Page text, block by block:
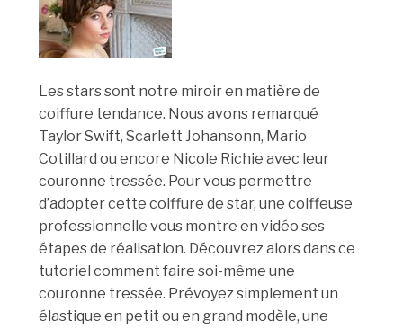
Les stars sont notre miroir en matière de
coiffure tendance. Nous avons remarqué
Taylor Swift, Scarlett Johansonn, Mario
Cotillard ou encore Nicole Richie avec leur
couronne tressée. Pour vous permettre
d’adopter cette coiffure de star, une coiffeuse
professionnelle vous montre en vidéo ses
étapes de réalisation. Découvrez alors dans ce
tutoriel comment faire soi-même une
couronne tressée. Prévoyez simplement un
élastique en petit ou en grand modèle, une